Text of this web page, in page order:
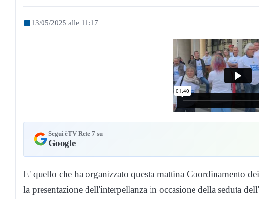
13/05/2025 alle 11:17
Segui èTV Rete 7 su
Google
E' quello che ha organizzato questa mattina Coordinamento
la presentazione dell'interpellanza in occasione della seduta